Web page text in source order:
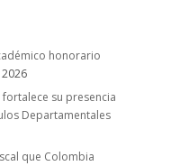
honorario
su presencia
Departamentales
que Colombia